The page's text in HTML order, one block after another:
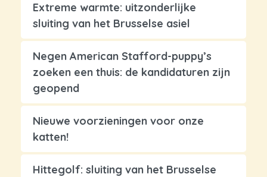
Extreme warmte: uitzonderlijke
sluiting van het Brusselse asiel
Negen American Stafford-puppy’s
zoeken een thuis: de kandidaturen zijn
geopend
Nieuwe voorzieningen voor onze
katten!
Hittegolf: sluiting van het Brusselse